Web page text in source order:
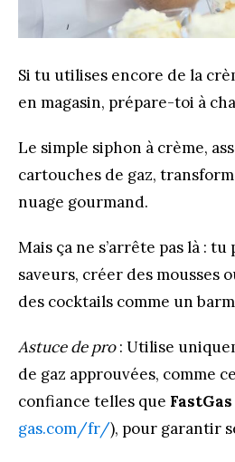
Si tu utilises encore de la
en magasin, prépare-toi à
Le simple siphon à crème,
cartouches de gaz,
nuage gourmand.
Mais ça ne s’arrête pas là :
saveurs, créer des mousses
des cocktails comme un
Astuce de pro: Utilise
de gaz approuvées, comme
confiance telles que FastGas
gas.com/fr/), pour garantir